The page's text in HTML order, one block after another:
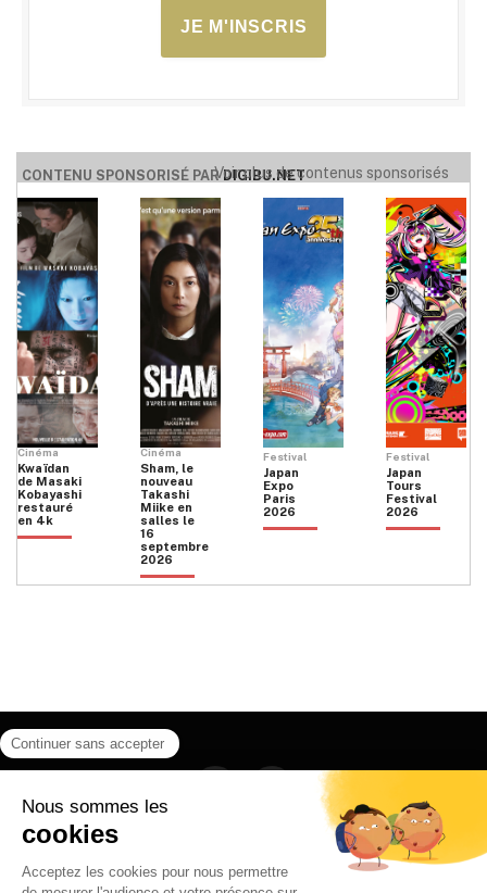
JE M'INSCRIS
CONTENU SPONSORISÉ PARDIGIBU.NET
Voir plus de contenus sponsorisés
Cinéma
Kwaïdan
de Masaki
Kobayashi
restauré
en 4k
Cinéma
Sham, le
nouveau
Takashi
Miike en
salles le
16
septembre
2026
Festival
Japan
Expo
Paris
2026
Festival
Japan
Tours
Festival
2026
Instagram
CONTACT
POLITIQUE DE CONFIDENTIALITÉ